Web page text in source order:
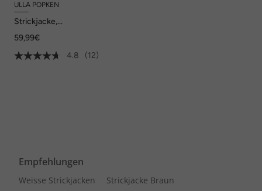
ULLA POPKEN
Strickjacke,
Jacke, V-Ausschnitt
59,99€
4.8
(12)
Empfehlungen
Weisse Strickjacken
Strickjacke Braun